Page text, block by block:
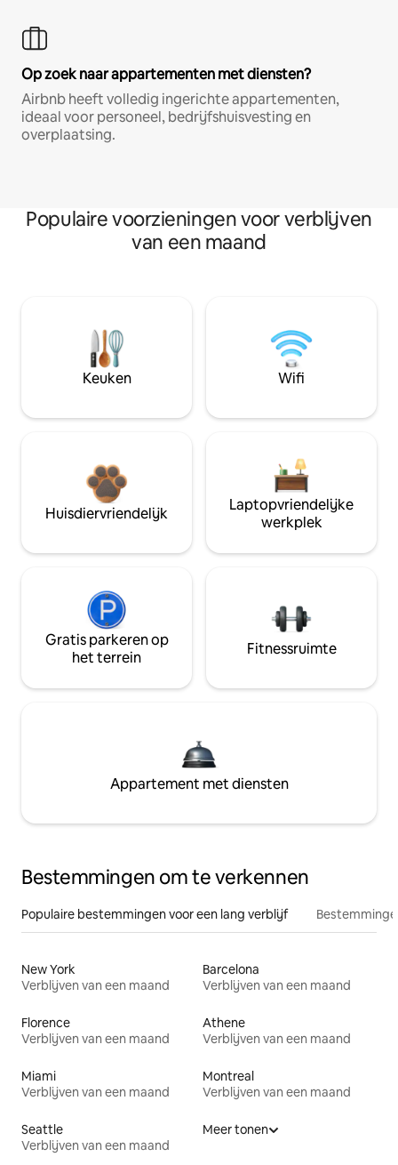
Op zoek naar appartementen met diensten?
Airbnb heeft volledig ingerichte appartementen,
ideaal voor personeel, bedrijfshuisvesting en
overplaatsing.
Populaire voorzieningen voor verblijven
van een maand
Keuken Wifi
Huisdiervriendelijk
Laptopvriendelijke
werkplek
Gratis parkeren op
het terrein
Fitnessruimte
Appartement met diensten
Bestemmingen om te verkennen
Populaire bestemmingen voor een lang verblijf
New York
Verblijven van een maand
Barcelona
Verblijven van een maand
Florence
Verblijven van een maand
Athene
Verblijven van een maand
Miami
Verblijven van een maand
Montreal
Verblijven van een maand
Seattle
Verblijven van een maand
Meer tonen